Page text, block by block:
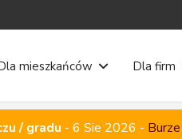
mieszkańców Dla firm
/ gradu - 6 Sie 2026 -